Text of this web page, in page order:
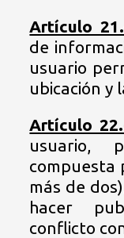
Artículo
de
usuario
ubicación y
Artículo
usuario,
compuesta
más de
hacer
conflicto